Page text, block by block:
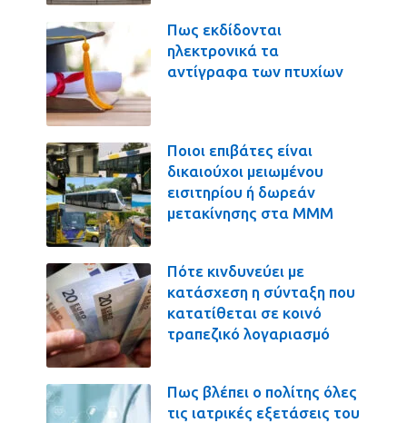
Πως εκδίδονται
ηλεκτρονικά τα
αντίγραφα των πτυχίων
Ποιοι επιβάτες είναι
δικαιούχοι μειωμένου
εισιτηρίου ή δωρεάν
μετακίνησης στα ΜΜΜ
Πότε κινδυνεύει με
κατάσχεση η σύνταξη που
κατατίθεται σε κοινό
τραπεζικό λογαριασμό
Πως βλέπει ο πολίτης όλες
τις ιατρικές εξετάσεις του